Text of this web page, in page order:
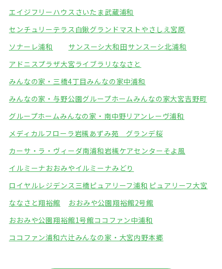
エイジフリーハウスさいたま武蔵浦和
センチュリーテラス白鍬グランドマストやさしえ宮原
ソナーレ浦和
サンスーシ大和田サンスーシ北浦和
アドニスプラザ大宮ライブラリななさと
みんなの家・三橋4丁目みんなの家中浦和
みんなの家・与野公園グループホームみんなの家大宮吉野町
グループホームみんなの家・南中野リアンレーヴ浦和
メディカルフローラ岩槻 あずみ苑 グランデ桜
カーサ・ラ・ヴィーダ南浦和岩槻ケアセンターそよ風
イルミーナおおみやイルミーナみどり
ロイヤルレジデンス三橋ピュアリーフ浦和 ピュアリーフ大宮
ななさと翔裕館
おおみや公園翔裕館2号館
おおみや公園翔裕館1号館ココファン中浦和
ココファン浦和六辻みんなの家・大宮内野本郷